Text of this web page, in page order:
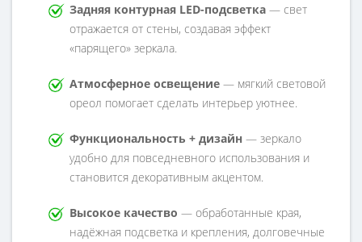
Задняя контурная LED-подсветка — свет
отражается от стены, создавая эффект
«парящего» зеркала.
Атмосферное освещение — мягкий световой
ореол помогает сделать интерьер уютнее.
Функциональность + дизайн — зеркало
удобно для повседневного использования и
становится декоративным акцентом.
Высокое качество — обработанные края,
надёжная подсветка и крепления, долговечные